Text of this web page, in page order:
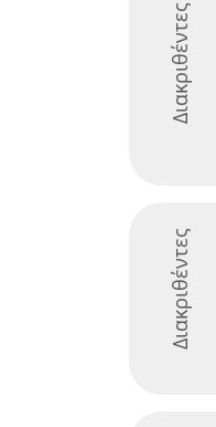
Διακριθέντες
Διακριθέντες